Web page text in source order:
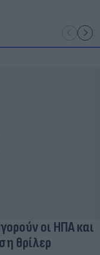
οι ΗΠΑ και
θρίλερ